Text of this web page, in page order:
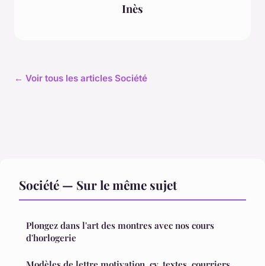
Inès
← Voir tous les articles Société
Société — Sur le même sujet
Plongez dans l'art des montres avec nos cours
d'horlogerie